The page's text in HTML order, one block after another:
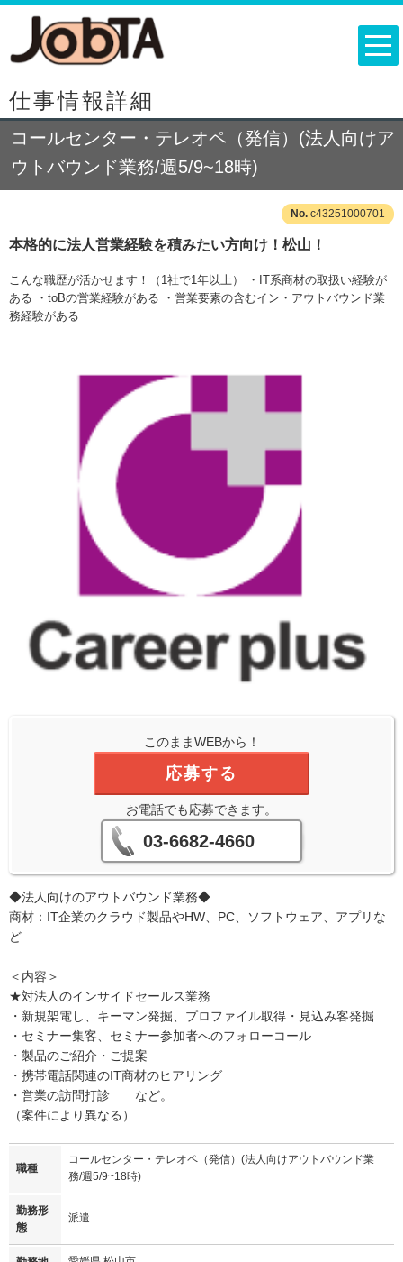
仕事情報詳細
コールセンター・テレオペ（発信）(法人向けア
ウトバウンド業務/週5/9~18時)
c43251000701
本格的に法人営業経験を積みたい方向け！松山！
こんな職歴が活かせます！（1社で1年以上） ・IT系商材の取扱い経験が
ある ・toBの営業経験がある ・営業要素の含むイン・アウトバウンド業
務経験がある
このままWEBから！
応募する
お電話でも応募できます。
03-6682-4660
◆法人向けのアウトバウンド業務◆
商材：IT企業のクラウド製品やHW、PC、ソフトウェア、アプリな
ど
＜内容＞
★対法人のインサイドセールス業務
・新規架電し、キーマン発掘、プロファイル取得・見込み客発掘
・セミナー集客、セミナー参加者へのフォローコール
・製品のご紹介・ご提案
・携帯電話関連のIT商材のヒアリング
・営業の訪問打診 など。
（案件により異なる）
職種
コールセンター・テレオペ（発信）(法人向けアウトバウンド業
務/週5/9~18時)
勤務形
態
派遣